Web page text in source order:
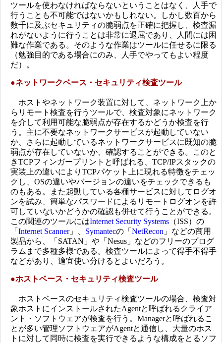
ツールを使わなければならないということはなく、人手で
行うことも不可能ではないかもしれない。しかし数百から
数千に及ぶセキュリティの脆弱点を正確に把握し、検査漏
れがないように行うことは非常に退屈であり、人間には困
難な作業である。そのような作業はツールに任せるに限る
（勉強目的である場合にのみ、人手でやってもよい程度
だ）。
●ネットワークベース・セキュリティ検査ツール
ホストやネットワーク装置に対して、ネットワーク上か
らリモート検査を行うツールで、検査対象にネットワーク
を介して利用可能な脆弱点が存在するかどうか検査を行
う。主に不要なネットワークサービスが起動していない
か、さらに起動しているネットワークサービスに既知の脆
弱点が存在していないか、確認することができる。このと
きTCPフィンガープリントと呼ばれる、TCP/IPスタックの
実装上の違いによりTCPパケット上に現れる特徴をチェッ
クし、OSの違いやバージョンの違いをチェックできるも
のもある。また起動している各種サービスに対してログオ
ンを試み、簡単なパスワードによるリモートログオンを許
可していないかどうかの確認も併せて行うことができる。
この関連のツールにはInternet Security Systems （ISS）の
「 Internet Scanner」、 Symantecの「 NetRecon 」などの商用
製品から、「SATAN」や「Nesus」などのフリーのプログ
ラムまで多種多様である。検査ツールによって得手不得手
などがあり、適宜使い分けるとよいだろう。
●ホストベース・セキュリティ検査ツール
ホストベースのセキュリティ検査ツールの場合、検査対
象ホストにインストールされたAgentと呼ばれるクライア
ント・ソフトウェアが検査を行う。Managerと呼ばれるこ
とが多い管理ソフトウェアがAgentと通信し、大量のホス
トに対して同時に検査を実行できるような構成をとるソフ